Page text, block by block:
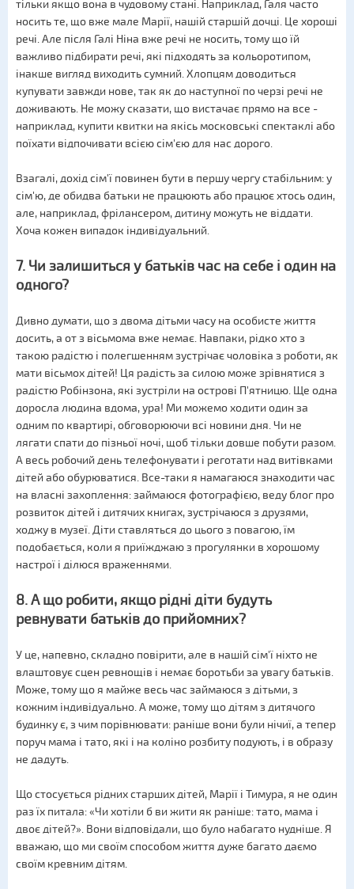
тільки якщо вона в чудовому стані. Наприклад, Галя часто
носить те, що вже мале Марії, нашій старшій дочці. Це хороші
речі. Але після Галі Ніна вже речі не носить, тому що їй
важливо підбирати речі, які підходять за кольоротипом,
інакше вигляд виходить сумний. Хлопцям доводиться
купувати завжди нове, так як до наступної по черзі речі не
доживають. Не можу сказати, що вистачає прямо на все -
наприклад, купити квитки на якісь московські спектаклі або
поїхати відпочивати всією сім'єю для нас дорого.
Взагалі, дохід сім'ї повинен бути в першу чергу стабільним: у
сім'ю, де обидва батьки не працюють або працює хтось один,
але, наприклад, фрілансером, дитину можуть не віддати.
Хоча кожен випадок індивідуальний.
7. Чи залишиться у батьків час на себе і один на
одного?
Дивно думати, що з двома дітьми часу на особисте життя
досить, а от з вісьмома вже немає. Навпаки, рідко хто з
такою радістю і полегшенням зустрічає чоловіка з роботи, як
мати вісьмох дітей! Ця радість за силою може зрівнятися з
радістю Робінзона, які зустріли на острові П'ятницю. Ще одна
доросла людина вдома, ура! Ми можемо ходити один за
одним по квартирі, обговорюючи всі новини дня. Чи не
лягати спати до пізньої ночі, щоб тільки довше побути разом.
А весь робочий день телефонувати і реготати над витівками
дітей або обурюватися. Все-таки я намагаюся знаходити час
на власні захоплення: займаюся фотографією, веду блог про
розвиток дітей і дитячих книгах, зустрічаюся з друзями,
ходжу в музеї. Діти ставляться до цього з повагою, їм
подобається, коли я приїжджаю з прогулянки в хорошому
настрої і ділюся враженнями.
8. А що робити, якщо рідні діти будуть
ревнувати батьків до прийомних?
У це, напевно, складно повірити, але в нашій сім'ї ніхто не
влаштовує сцен ревнощів і немає боротьби за увагу батьків.
Може, тому що я майже весь час займаюся з дітьми, з
кожним індивідуально. А може, тому що дітям з дитячого
будинку є, з чим порівнювати: раніше вони були нічиї, а тепер
поруч мама і тато, які і на коліно розбиту подують, і в образу
не дадуть.
Що стосується рідних старших дітей, Марії і Тимура, я не один
раз їх питала: «Чи хотіли б ви жити як раніше: тато, мама і
двоє дітей?». Вони відповідали, що було набагато нудніше. Я
вважаю, що ми своїм способом життя дуже багато даємо
своїм кревним дітям.